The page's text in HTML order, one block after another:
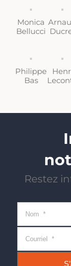
Monica
Bellucci
Philippe
Bas
Restez